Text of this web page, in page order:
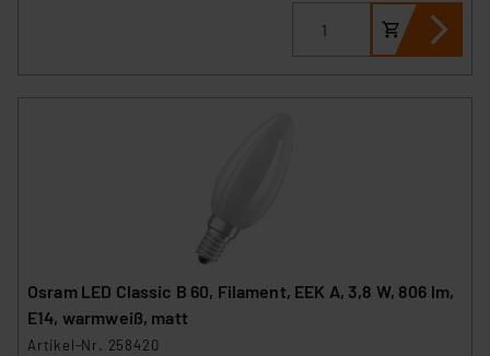
Osram LED Classic B 60, Filament, EEK A, 3,8 W, 806 lm,
E14, warmweiß, matt
Artikel-Nr. 258420